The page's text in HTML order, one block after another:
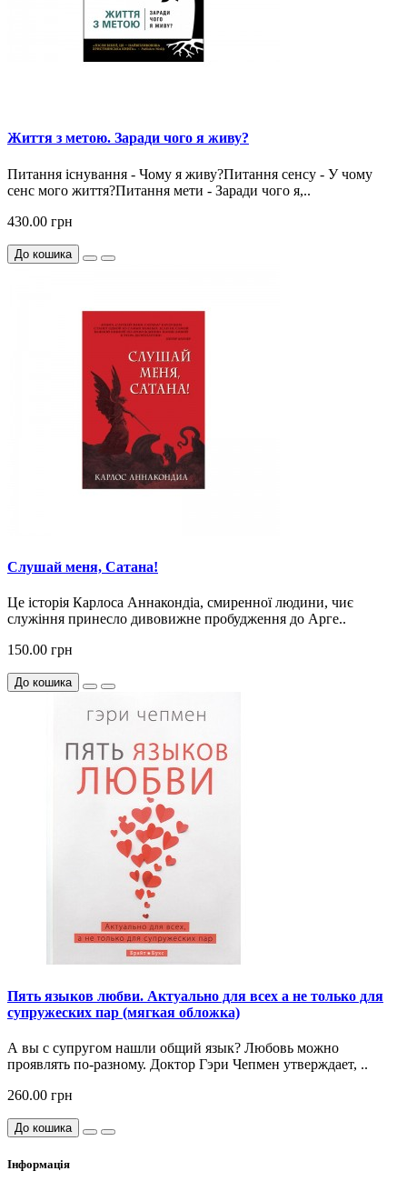
Життя з метою. Заради чого я живу?
Питання існування - Чому я живу?Питання сенсу - У чому
сенс мого життя?Питання мети - Заради чого я,..
430.00 грн
До кошика
Слушай меня, Сатана!
Це історія Карлоса Аннакондіа, смиренної людини, чиє
служіння принесло дивовижне пробудження до Арге..
150.00 грн
До кошика
Пять языков любви. Актуально для всех а не только для
супружеских пар (мягкая обложка)
А вы с супругом нашли общий язык? Любовь можно
проявлять по-разному. Доктор Гэри Чепмен утверждает, ..
260.00 грн
До кошика
Інформація